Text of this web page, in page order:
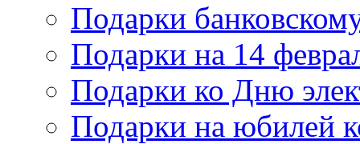
Подарки
Подарки на 14
Подарки ко Дню
Подарки на юбилей